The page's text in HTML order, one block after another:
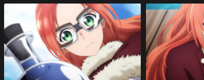
騎士たちとともに美味しくいただくこと
に。そんな中、魔物食にこだわる理由を話
すメルフィエラに対し、アリスティードも
また、自らの思いを語り始める。
から望むのだっ
父・ジスランは
とをためらうが
触れ、娘を託す